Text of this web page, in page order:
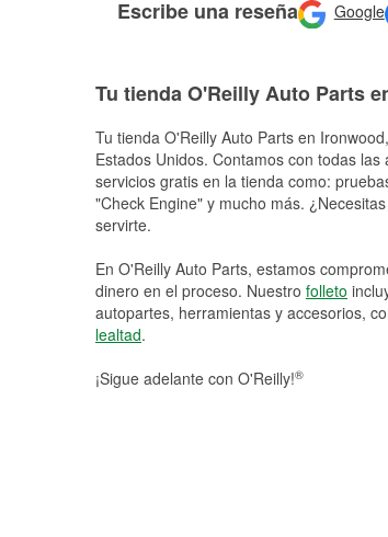
Escribe una reseña Google
Tu tienda O'Reilly Auto Parts
Tu tienda O'Reilly Auto Parts en Ironwood
Estados Unidos. Contamos con todas
servicios gratis en la tienda como:
"Check Engine" y mucho más.
servirte.
En O'Reilly Auto Parts, estamos
dinero en el proceso. Nuestro folleto
autopartes, herramientas y accesorios,
lealtad.
¡Sigue adelante con O'Reilly!®